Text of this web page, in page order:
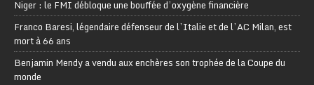
Niger : le FMI débloque une bouffée d’oxygène financière
Franco Baresi, légendaire défenseur de l’Italie et de l’AC Milan, est
mort à 66 ans
Benjamin Mendy a vendu aux enchères son trophée de la Coupe du
monde